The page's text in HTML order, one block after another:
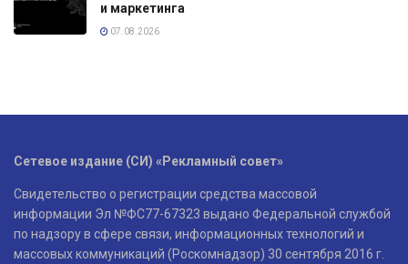
и маркетинга
07.08.2026
Сетевое издание (СИ) «Рекламный совет»
Свидетельство о регистрации средства массовой
информации Эл №ФС77-67323 выдано Федеральной службой
по надзору в сфере связи, информационных технологий и
массовых коммуникаций (Роскомнадзор) 30 сентября 2016 г.